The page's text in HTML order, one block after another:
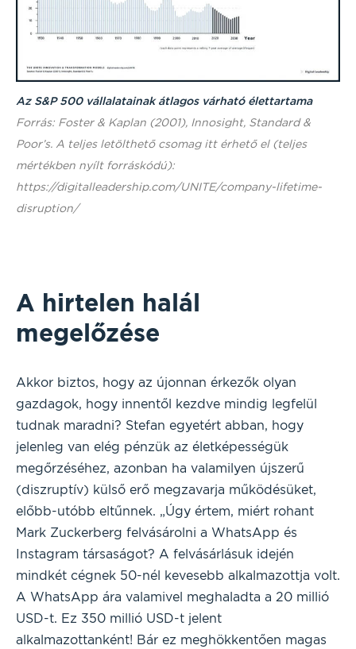
Az S&P 500 vállalatainak átlagos várható élettartama
Forrás: Foster & Kaplan (2001), Innosight, Standard &
Poor’s. A teljes letölthető csomag itt érhető el (teljes
mértékben nyílt forráskódú):
https://digitalleadership.com/UNITE/company-lifetime-
disruption/
A hirtelen halál
megelőzése
Akkor biztos, hogy az újonnan érkezők olyan
gazdagok, hogy innentől kezdve mindig legfelül
tudnak maradni? Stefan egyetért abban, hogy
jelenleg van elég pénzük az életképességük
megőrzéséhez, azonban ha valamilyen újszerű
(diszruptív) külső erő megzavarja működésüket,
előbb-utóbb eltűnnek. „Úgy értem, miért rohant
Mark Zuckerberg felvásárolni a WhatsApp és
Instagram társaságot? A felvásárlásuk idején
mindkét cégnek 50-nél kevesebb alkalmazottja volt.
A WhatsApp ára valamivel meghaladta a 20 millió
USD-t. Ez 350 millió USD-t jelent
alkalmazottanként! Bár ez meghökkentően magas